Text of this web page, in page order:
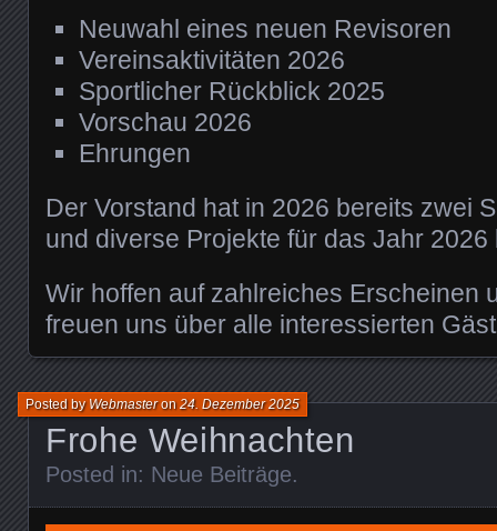
Neuwahl eines neuen Revisoren
Vereinsaktivitäten 2026
Sportlicher Rückblick 2025
Vorschau 2026
Ehrungen
Der Vorstand hat in 2026 bereits zwei
und diverse Projekte für das Jahr
Wir hoffen auf zahlreiches Erscheinen
freuen uns über alle interessierten
Frohe Weihnachten
Posted byWebmasteron24. Dezember 2025
Posted in: Neue Beiträge.